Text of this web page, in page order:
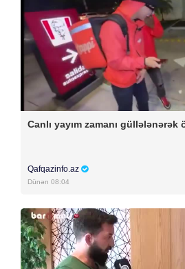
Canlı yayım zamanı güllələnərək
Qafqazinfo.az
Dünən 08:04